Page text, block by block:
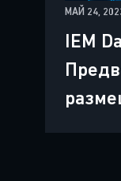
МАЙ 24,
IEM